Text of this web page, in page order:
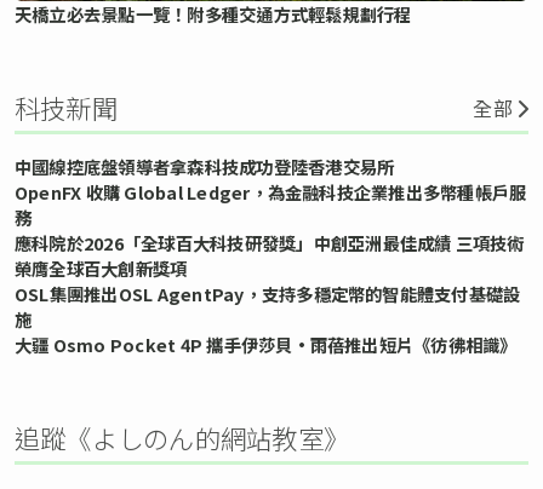
天橋立必去景點一覽！附多種交通方式輕鬆規劃行程
科技新聞 全部
中國線控底盤領導者拿森科技成功登陸香港交易所
OpenFX 收購 Global Ledger，為金融科技企業推出多幣種帳戶服
務
應科院於2026「全球百大科技研發獎」中創亞洲最佳成績 三項技術
榮膺全球百大創新獎項
OSL集團推出OSL AgentPay，支持多穩定幣的智能體支付基礎設
施
大疆 Osmo Pocket 4P 攜手伊莎貝•雨蓓推出短片《彷彿相識》
追蹤《よしのん的網站教室》